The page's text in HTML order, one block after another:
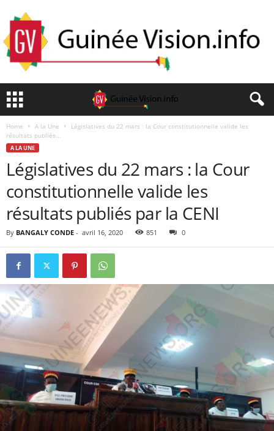
Home A la Une
Législatives du 22 mars : la Cour constitutionnelle valide les
résultats publiés...
A LA UNE
Législatives du 22 mars : la Cour
constitutionnelle valide les
résultats publiés par la CENI
By BANGALY CONDE - avril 16, 2020 851 0